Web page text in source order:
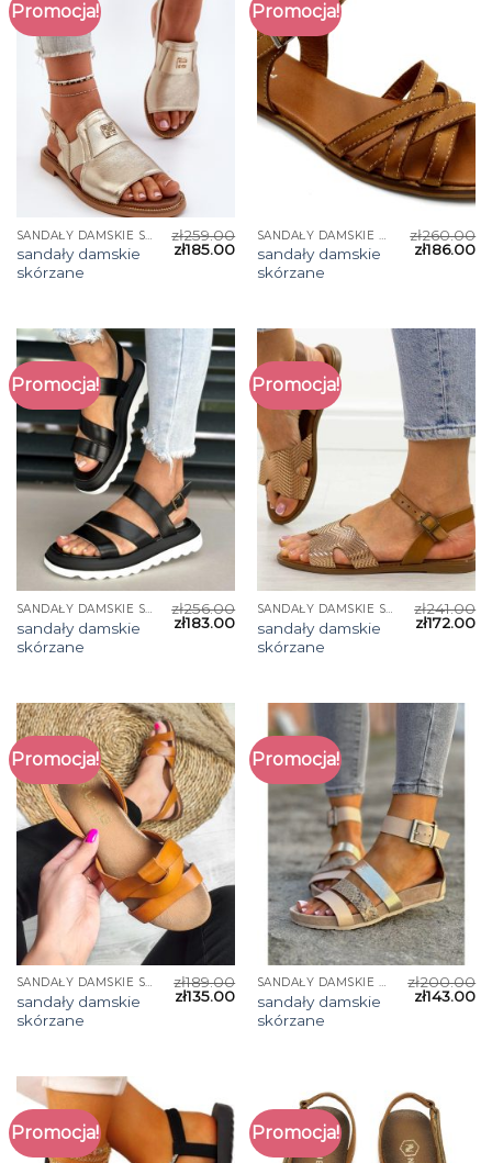
Promocja!
SANDAŁY DAMSKIE SKÓRZANE
sandały damskie
skórzane
zł259.00
zł185.00
Promocja!
SANDAŁY DAMSKIE SKÓRZANE
sandały damskie
skórzane
zł260.00
zł186.00
Promocja!
SANDAŁY DAMSKIE SKÓRZANE
sandały damskie
skórzane
zł256.00
zł183.00
Promocja!
SANDAŁY DAMSKIE SKÓRZANE
sandały damskie
skórzane
zł241.00
zł172.00
Promocja!
SANDAŁY DAMSKIE SKÓRZANE
sandały damskie
skórzane
zł189.00
zł135.00
Promocja!
SANDAŁY DAMSKIE SKÓRZANE
sandały damskie
skórzane
zł200.00
zł143.00
Promocja! Promocja!